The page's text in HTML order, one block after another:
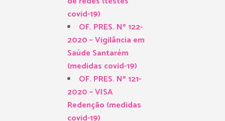
covid-19)
OF. PRES. Nº 122-
2020 – Vigilância em
Saúde Santarém
(medidas covid-19)
OF. PRES. Nº 121-
2020 – VISA
Redenção (medidas
covid-19)